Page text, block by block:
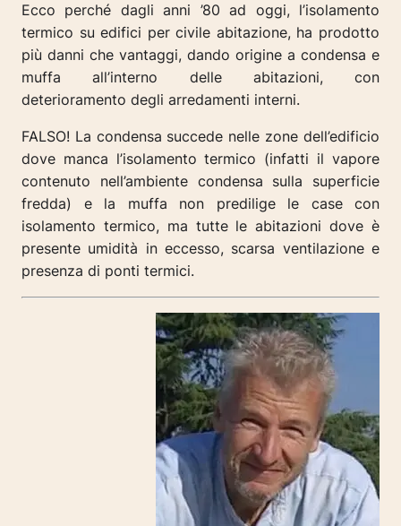
Ecco perché dagli anni ’80 ad oggi, l’isolamento
termico su edifici per civile abitazione, ha prodotto
più danni che vantaggi, dando origine a condensa e
muffa all’interno delle abitazioni, con
deterioramento degli arredamenti interni.
FALSO! La condensa succede nelle zone dell’edificio
dove manca l’isolamento termico (infatti il vapore
contenuto nell’ambiente condensa sulla superficie
fredda) e la muffa non predilige le case con
isolamento termico, ma tutte le abitazioni dove è
presente umidità in eccesso, scarsa ventilazione e
presenza di ponti termici.